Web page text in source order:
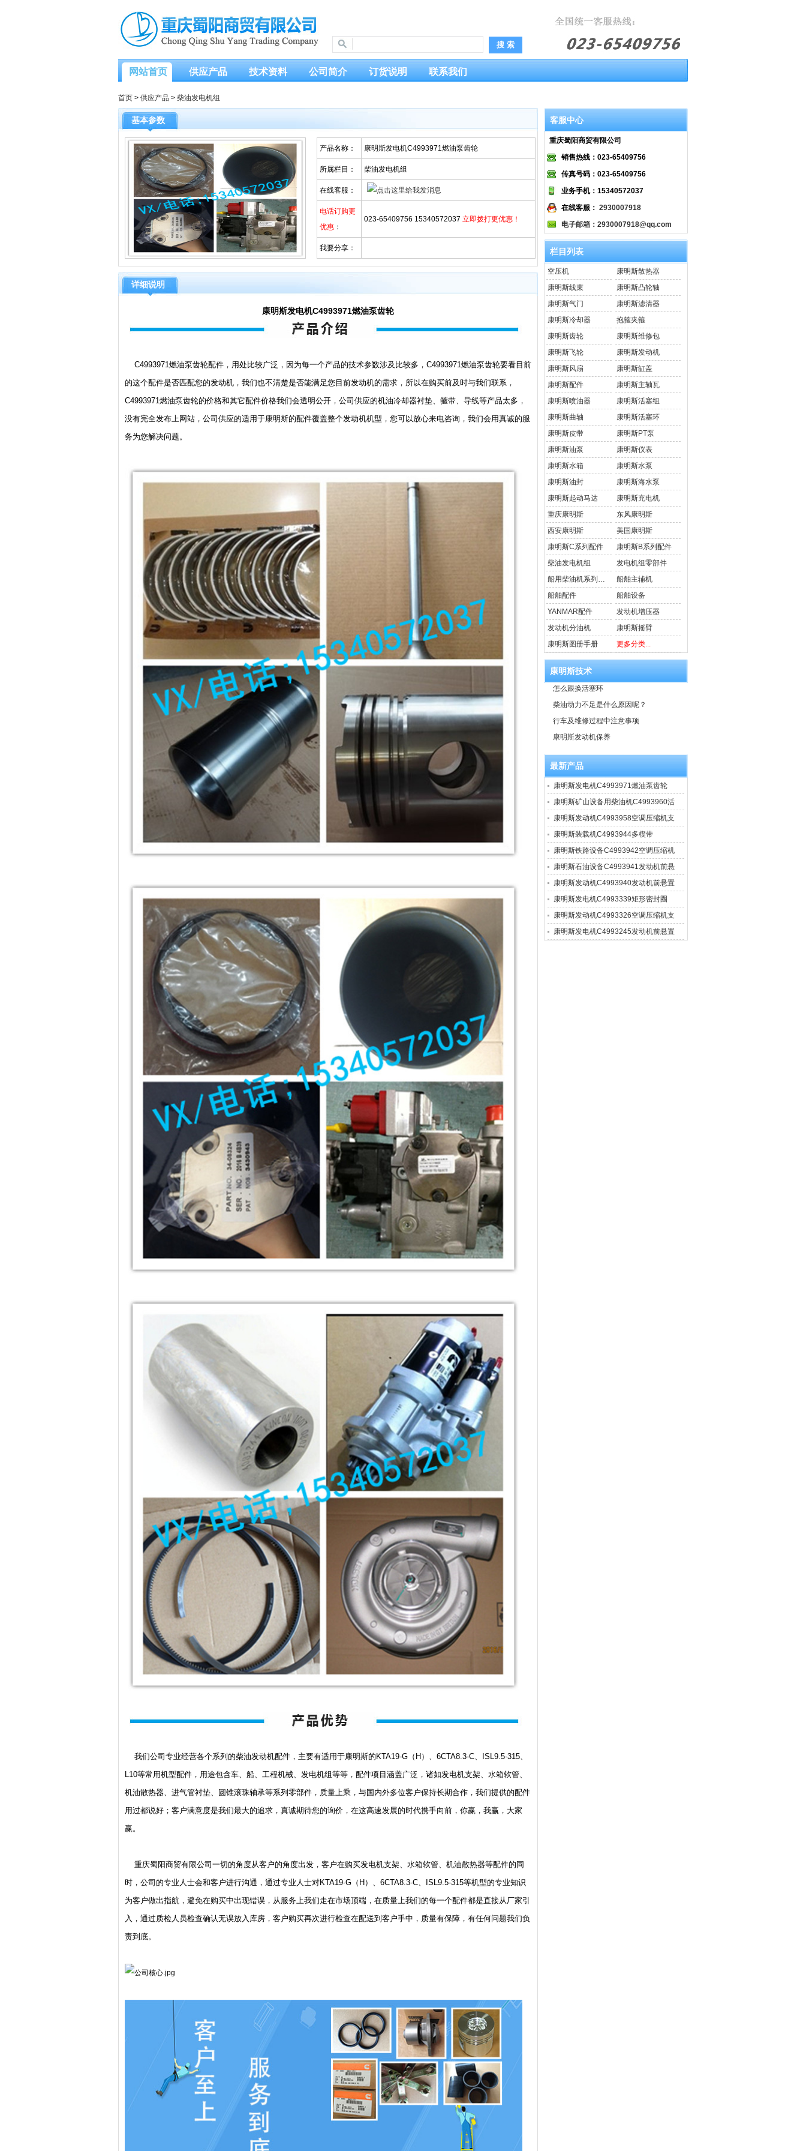
网站首页 供应产品 技术资料 公司简介 订货说明 联系我们
首页 > 供应产品 > 柴油发电机组
基本参数
产品名称： 康明斯发电机C4993971燃油泵齿轮
所属栏目： 柴油发电机组
在线客服：
电话订购更
优惠 ：
023-65409756 15340572037 立即拨打更优惠！
我要分享：
详细说明
康明斯发电机C4993971燃油泵齿轮
C4993971燃油泵齿轮配件，用处比较广泛，因为每一个产品的技术参数涉及比较多，C4993971燃油泵齿轮要看目前
的这个配件是否匹配您的发动机，我们也不清楚是否能满足您目前发动机的需求，所以在购买前及时与我们联系，
C4993971燃油泵齿轮的价格和其它配件价格我们会透明公开，公司供应的机油冷却器衬垫、箍带、导线等产品太多，
没有完全发布上网站，公司供应的适用于康明斯的配件覆盖整个发动机机型，您可以放心来电咨询，我们会用真诚的服
务为您解决问题。
我们公司专业经营各个系列的柴油发动机配件，主要有适用于康明斯的KTA19-G（H）、6CTA8.3-C、ISL9.5-315、
L10等常用机型配件，用途包含车、船、工程机械、发电机组等等，配件项目涵盖广泛，诸如发电机支架、水箱软管、
机油散热器、进气管衬垫、圆锥滚珠轴承等系列零部件，质量上乘，与国内外多位客户保持长期合作，我们提供的配件
用过都说好；客户满意度是我们最大的追求，真诚期待您的询价，在这高速发展的时代携手向前，你赢，我赢，大家
赢。
重庆蜀阳商贸有限公司一切的角度从客户的角度出发，客户在购买发电机支架、水箱软管、机油散热器等配件的同
时，公司的专业人士会和客户进行沟通，通过专业人士对KTA19-G（H）、6CTA8.3-C、ISL9.5-315等机型的专业知识
为客户做出指航，避免在购买中出现错误，从服务上我们走在市场顶端，在质量上我们的每一个配件都是直接从厂家引
入，通过质检人员检查确认无误放入库房，客户购买再次进行检查在配送到客户手中，质量有保障，有任何问题我们负
责到底。
客服中心
重庆蜀阳商贸有限公司
销售热线：023-65409756
传真号码：023-65409756
业务手机：15340572037
在线客服： 2930007918
电子邮箱：2930007918@qq.com
栏目列表
空压机
康明斯散热器
康明斯线束
康明斯凸轮轴
康明斯气门
康明斯滤清器
康明斯冷却器
抱箍夹箍
康明斯齿轮
康明斯维修包
康明斯飞轮
康明斯发动机
康明斯风扇
康明斯缸盖
康明斯配件
康明斯主轴瓦
康明斯喷油器
康明斯活塞组
康明斯曲轴
康明斯活塞环
康明斯皮带
康明斯PT泵
康明斯油泵
康明斯仪表
康明斯水箱
康明斯水泵
康明斯油封
康明斯海水泵
康明斯起动马达
康明斯充电机
重庆康明斯
东风康明斯
西安康明斯
美国康明斯
康明斯C系列配件
康明斯B系列配件
柴油发电机组
发电机组零部件
船用柴油机系列配件
船舶主辅机
船舶配件
船舶设备
YANMAR配件
发动机增压器
发动机分油机
康明斯摇臂
康明斯图册手册
更多分类...
康明斯技术
怎么跟换活塞环
柴油动力不足是什么原因呢？
行车及维修过程中注意事项
康明斯发动机保养
最新产品
康明斯发电机C4993971燃油泵齿轮
康明斯矿山设备用柴油机C4993960活
康明斯发动机C4993958空调压缩机支
康明斯装载机C4993944多楔带
康明斯铁路设备C4993942空调压缩机
康明斯石油设备C4993941发动机前悬
康明斯发动机C4993940发动机前悬置
康明斯发电机C4993339矩形密封圈
康明斯发动机C4993326空调压缩机支
康明斯发电机C4993245发动机前悬置